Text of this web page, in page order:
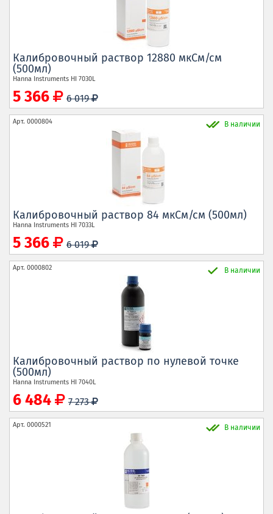
Калибровочный раствор 12880 мкСм/см
(500мл)
Hanna Instruments HI 7030L
5 366 6 019
Арт. 0000804 В наличии
Калибровочный раствор 84 мкСм/см (500мл)
Hanna Instruments HI 7033L
5 366 6 019
Арт. 0000802 В наличии
Калибровочный раствор по нулевой точке
(500мл)
Hanna Instruments HI 7040L
6 484 7 273
Арт. 0000521 В наличии